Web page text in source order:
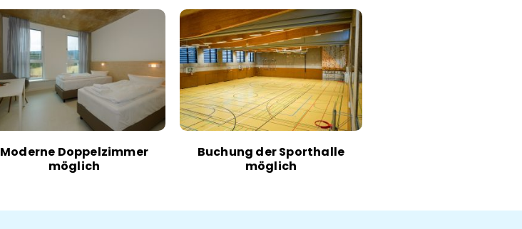
Moderne Doppelzimmer
möglich
Buchung der Sporthalle
möglich